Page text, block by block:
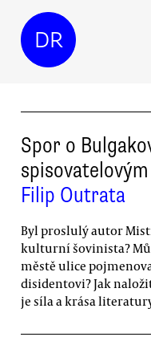
DR
Spor o
Filip Outrata
Byl proslulý autor
kulturní šovinista?
městě ulice
disidentovi? Jak
je síla a krása